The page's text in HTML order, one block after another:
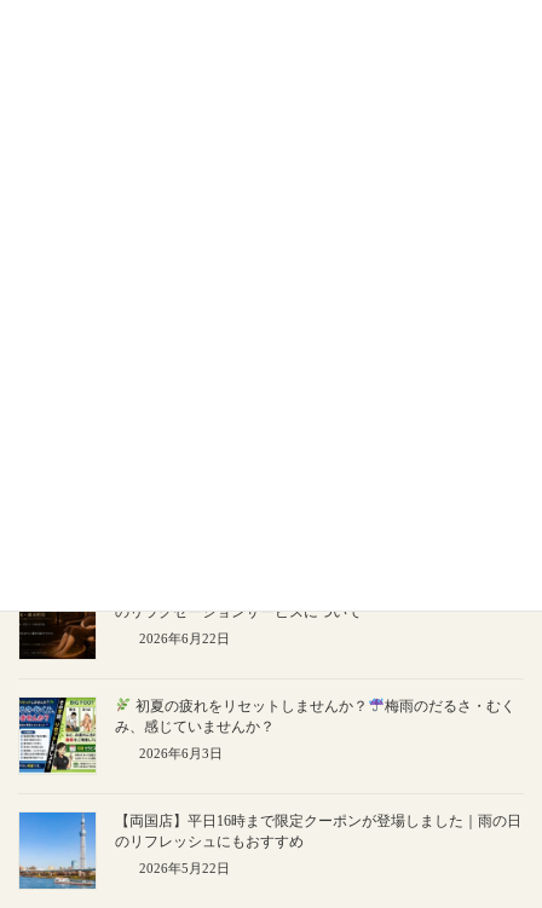
のリラクゼーションサービスについて
2026年6月22日
初夏の疲れをリセットしませんか？
梅雨のだるさ・むく
み、感じていませんか？
2026年6月3日
【両国店】平日16時まで限定クーポンが登場しました｜雨の日
のリフレッシュにもおすすめ
2026年5月22日